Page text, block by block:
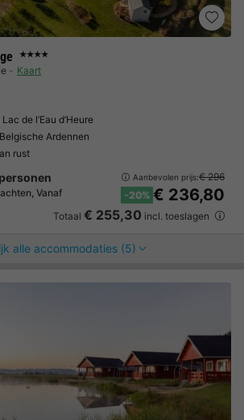
★★★★
Kaart
de l’Eau d’Heure
Ardennen
rust
Vanaf
Aanbevolen prijs:€ 296
-20% € 236,80
Totaal € 255,30 incl. toeslagen
alle accommodaties (5)